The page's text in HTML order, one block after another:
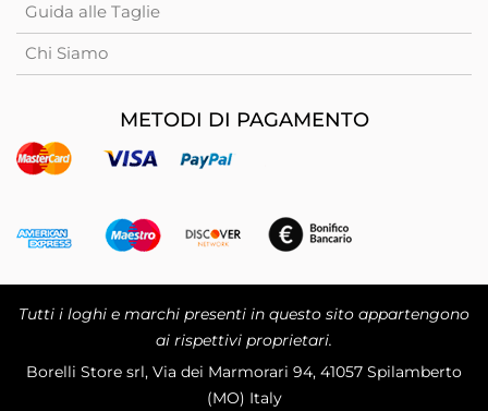
Guida alle Taglie
Chi Siamo
METODI DI PAGAMENTO
Tutti i loghi e marchi presenti in questo sito appartengono
ai rispettivi proprietari.
Borelli Store srl, Via dei Marmorari 94, 41057 Spilamberto
(MO) Italy